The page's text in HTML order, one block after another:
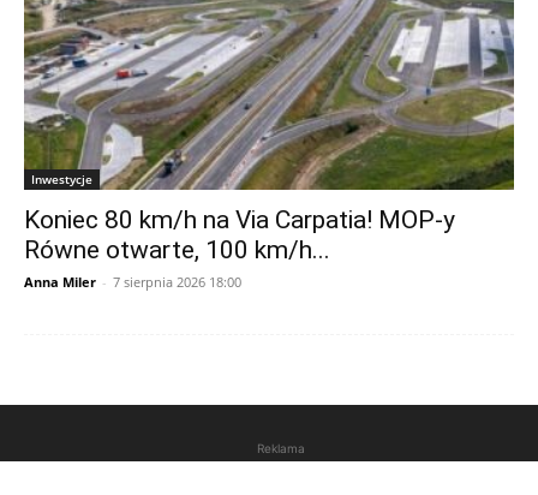
Inwestycje
Koniec 80 km/h na Via Carpatia! MOP-y
Równe otwarte, 100 km/h...
Anna Miler - 7 sierpnia 2026 18:00
Reklama